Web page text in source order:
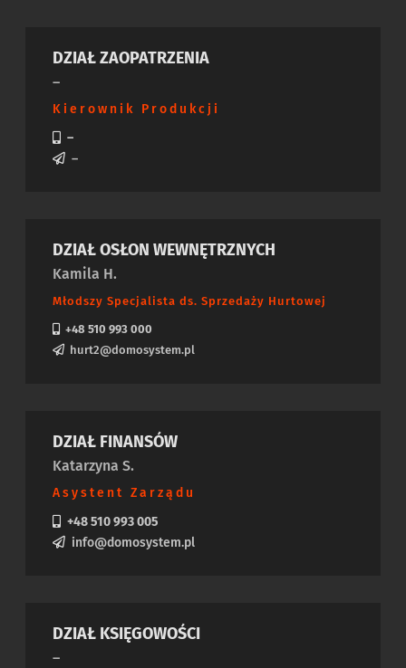
DZIAŁ ZAOPATRZENIA
–
Kierownik Produkcji
–
–
DZIAŁ OSŁON WEWNĘTRZNYCH
Kamila H.
Młodszy Specjalista ds. Sprzedaży Hurtowej
+48 510 993 000
hurt2@domosystem.pl
DZIAŁ FINANSÓW
Katarzyna S.
Asystent Zarządu
+48 510 993 005
info@domosystem.pl
DZIAŁ KSIĘGOWOŚCI
–